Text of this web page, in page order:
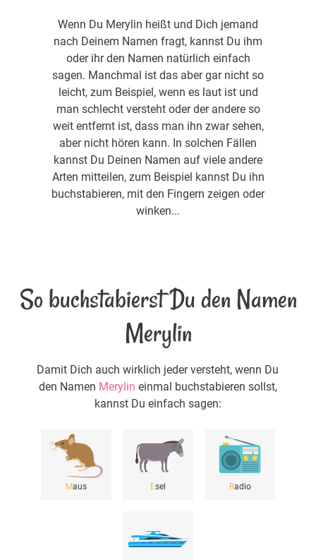
Wenn Du Merylin heißt und Dich jemand
nach Deinem Namen fragt, kannst Du ihm
oder ihr den Namen natürlich einfach
sagen. Manchmal ist das aber gar nicht so
leicht, zum Beispiel, wenn es laut ist und
man schlecht versteht oder der andere so
weit entfernt ist, dass man ihn zwar sehen,
aber nicht hören kann. In solchen Fällen
kannst Du Deinen Namen auf viele andere
Arten mitteilen, zum Beispiel kannst Du ihn
buchstabieren, mit den Fingern zeigen oder
winken...
So buchstabierst Du den Namen
Merylin
Damit Dich auch wirklich jeder versteht, wenn Du
den Namen Merylin einmal buchstabieren sollst,
kannst Du einfach sagen:
Maus Esel Radio